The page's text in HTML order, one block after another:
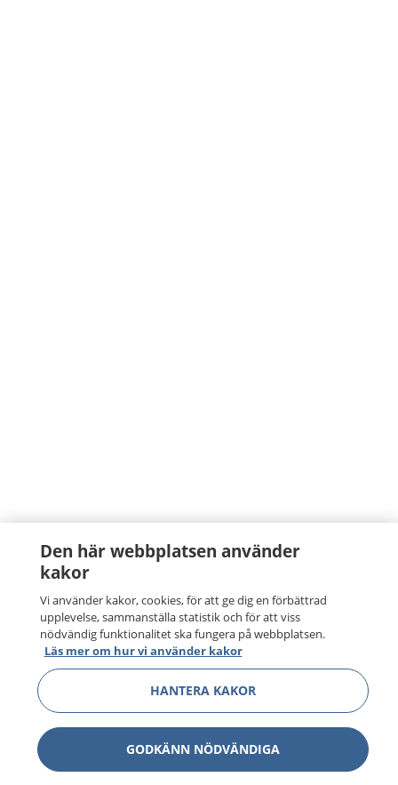
Den här webbplatsen använder
kakor
Vi använder kakor, cookies, för att ge dig en förbättrad
upplevelse, sammanställa statistik och för att viss
nödvändig funktionalitet ska fungera på webbplatsen.
Läs mer om hur vi använder kakor
HANTERA KAKOR
GODKÄNN NÖDVÄNDIGA